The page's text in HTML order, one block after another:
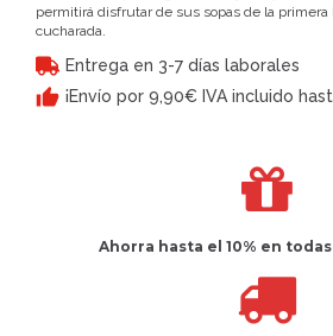
permitirá disfrutar de sus sopas de la primera
cucharada.
Entrega en 3-7 días laborales
¡Envío por 9,90€ IVA incluido
Ahorra hasta el 10% en